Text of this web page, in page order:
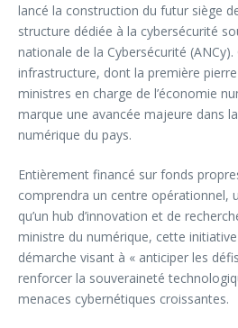
lancé la construction du futur siège
structure dédiée à la cybersécurité
nationale de la Cybersécurité
infrastructure, dont la première
ministres en charge de l’économie
marque une avancée majeure dans
numérique du pays.
Entièrement financé sur fonds
comprendra un centre opérationnel,
qu’un hub d’innovation et de
ministre du numérique, cette initiative
démarche visant à « anticiper les
renforcer la souveraineté
menaces cybernétiques croissantes.